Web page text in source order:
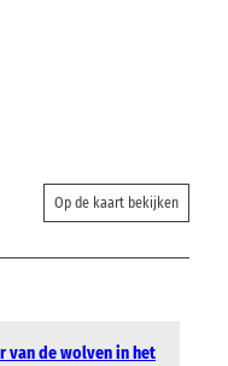
Op de kaart bekijken
van de wolven in het